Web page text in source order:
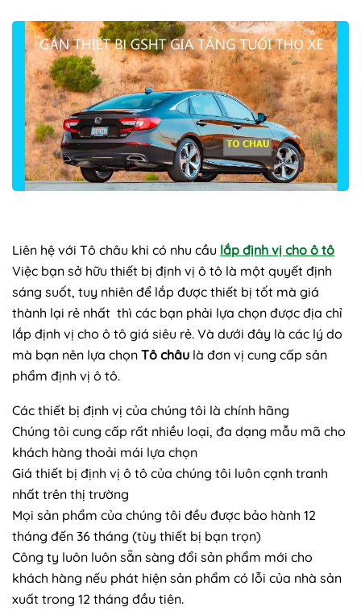
Liên hệ với Tô châu khi có nhu cầu lắp định vị cho ô tô
Việc bạn sở hữu thiết bị định vị ô tô là một quyết định
sáng suốt, tuy nhiên để lắp được thiết bị tốt mà giá
thành lại rẻ nhất thì các bạn phải lựa chọn được địa chỉ
lắp định vị cho ô tô giá siêu rẻ. Và dưới đây là các lý do
mà bạn nên lựa chọn Tô châu là đơn vị cung cấp sản
phẩm định vị ô tô.
Các thiết bị định vị của chúng tôi là chính hãng
Chúng tôi cung cấp rất nhiều loại, đa dạng mẫu mã cho
khách hàng thoải mái lựa chọn
Giá thiết bị định vị ô tô của chúng tôi luôn cạnh tranh
nhất trên thị trường
Mọi sản phẩm của chúng tôi đều được bảo hành 12
tháng đến 36 tháng (tùy thiết bị bạn trọn)
Công ty luôn luôn sẵn sàng đổi sản phẩm mới cho
khách hàng nếu phát hiện sản phẩm có lỗi của nhà sản
xuất trong 12 tháng đầu tiên.